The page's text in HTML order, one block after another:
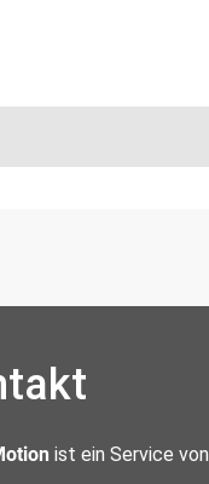
ist ein Service von